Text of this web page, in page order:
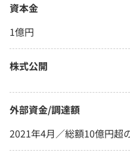
資本金
1億円
株式公開
外部資金/調達額
2021年4月／総額10億円超